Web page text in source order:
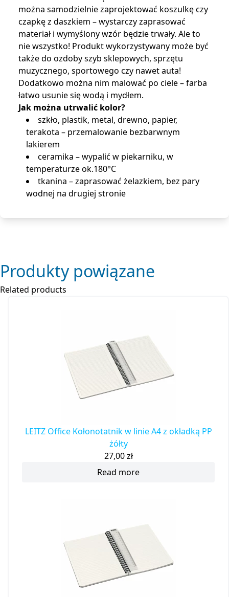
można samodzielnie zaprojektować koszulkę czy
czapkę z daszkiem – wystarczy zaprasować
materiał i wymyślony wzór będzie trwały. Ale to
nie wszystko! Produkt wykorzystywany może być
także do ozdoby szyb sklepowych, sprzętu
muzycznego, sportowego czy nawet auta!
Dodatkowo można nim malować po ciele – farba
łatwo usunie się wodą i mydłem.
Jak można utrwalić kolor?
szkło, plastik, metal, drewno, papier,
terakota – przemalowanie bezbarwnym
lakierem
ceramika – wypalić w piekarniku, w
temperaturze ok.180°C
tkanina – zaprasować żelazkiem, bez pary
wodnej na drugiej stronie
Produkty powiązane
Related products
LEITZ Office Kołonotatnik w linie A4 z okładką PP
żółty
27,00zł
Read more